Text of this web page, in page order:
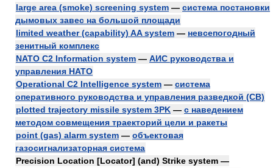
large area (smoke) screening system — система постановки
дымовых завес на большой площади
limited weather (capability) AA system — невсепогодный
зенитный комплекс
NATO C2 Information system — АИС руководства и
управления НАТО
Operational C2 Intelligence system — система
оперативного руководства и управления разведкой (СВ)
plotted trajectory missile system 3PK — с наведением
методом совмещения траекторий цели и ракеты
point (gas) alarm system — объектовая
газосигнализаторная система
Precision Location [Locator] (and) Strike system —